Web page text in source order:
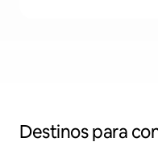
Destinos para